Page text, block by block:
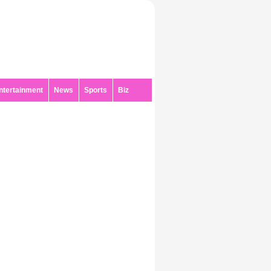
News Sports Biz